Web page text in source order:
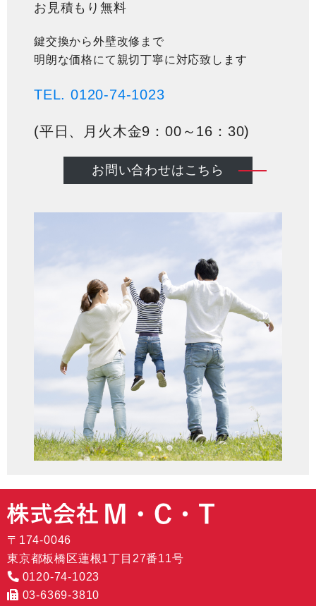
お見積もり無料
鍵交換から外壁改修まで
明朗な価格にて親切丁寧に対応致します
TEL. 0120-74-1023
(平日、月火木金9：00～16：30)
お問い合わせはこちら
〒174-0046
東京都板橋区蓮根1丁目27番11号
0120-74-1023
03-6369-3810